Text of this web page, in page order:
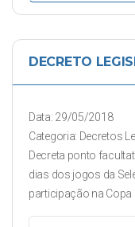
DECRETO
Data: 29/05/2018
Categoria: Decretos
Decreta ponto
dias dos jogos da
participação na Copa